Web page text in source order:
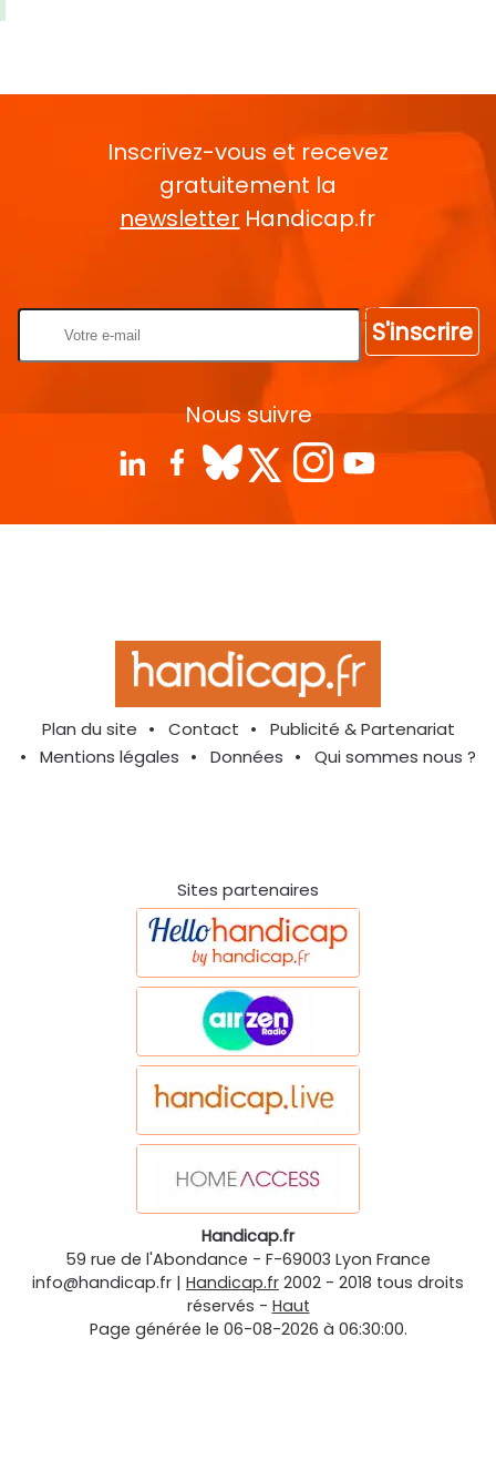
Inscrivez-vous et recevez
gratuitement la
newsletter Handicap.fr
S'inscrire
Nous suivre
Plan du site Contact
Publicité & Partenariat
Mentions légales
Données Qui sommes nous ?
Sites partenaires
Handicap.fr
59 rue de l'Abondance - F-69003 Lyon France
info@handicap.fr | Handicap.fr 2002 - 2018 tous droits
réservés - Haut
Page générée le 06-08-2026 à 06:30:00.